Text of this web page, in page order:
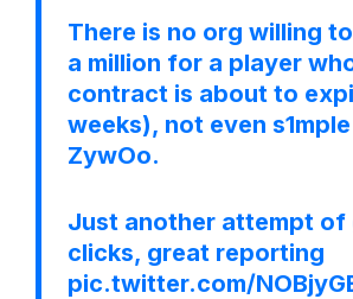
There is no org willing
a million for a player
contract is about to
weeks), not even
ZywOo.
Just another attempt of
clicks, great reporting
pic.twitter.com/